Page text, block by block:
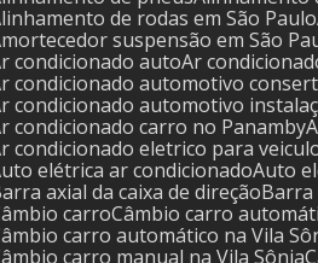
Alinhamento de rodas em São Paulo
Amortecedor suspensão em São
Ar condicionado auto Ar
Ar condicionado automotivo
Ar condicionado automotivo
Ar condicionado carro no Panamby
Ar condicionado eletrico para
Auto elétrica ar condicionado Auto
Barra axial da caixa de direção
Câmbio carro Câmbio carro
Câmbio carro automático na Vila
Câmbio carro manual na Vila Sônia